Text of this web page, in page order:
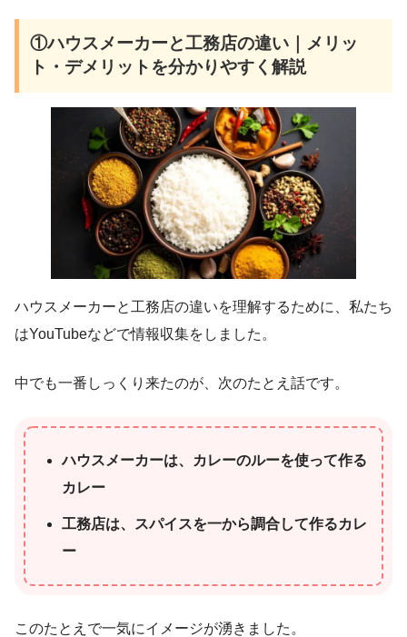
①ハウスメーカーと工務店の違い｜メリッ
ト・デメリットを分かりやすく解説
ハウスメーカーと工務店の違いを理解するために、私たち
はYouTubeなどで情報収集をしました。
中でも一番しっくり来たのが、次のたとえ話です。
ハウスメーカーは、カレーのルーを使って作る
カレー
工務店は、スパイスを一から調合して作るカレ
ー
このたとえで一気にイメージが湧きました。